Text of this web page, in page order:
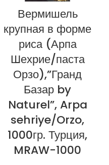
Вермишель
крупная в форме
риса (Арпа
Шехрие/паста
Орзо),”Гранд
Базар by
Naturel”, Arpa
sehriye/Orzo,
1000гр. Турция,
MRAW-1000